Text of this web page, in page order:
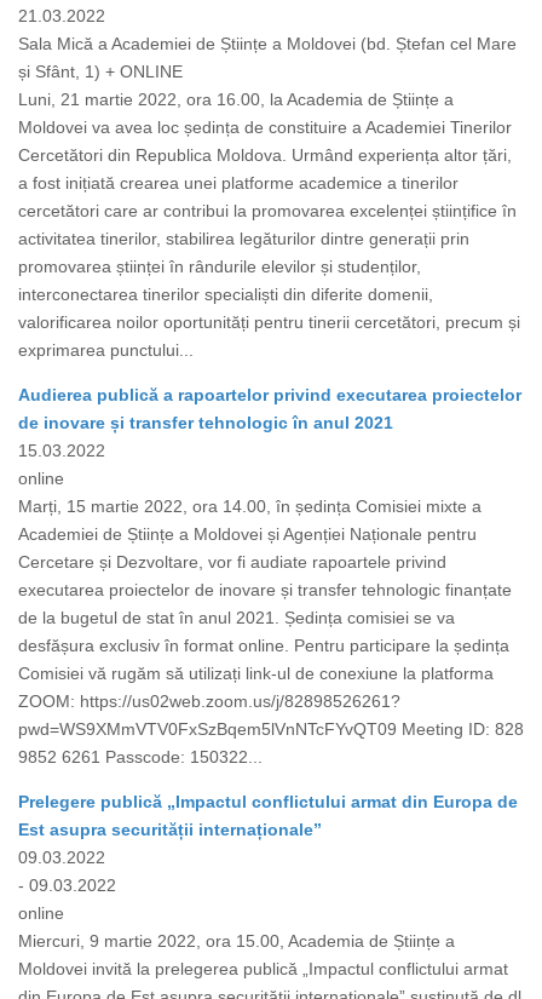
21.03.2022
Sala Mică a Academiei de Științe a Moldovei (bd. Ștefan cel Mare
și Sfânt, 1) + ONLINE
Luni, 21 martie 2022, ora 16.00, la Academia de Științe a
Moldovei va avea loc ședința de constituire a Academiei Tinerilor
Cercetători din Republica Moldova. Urmând experiența altor țări,
a fost inițiată crearea unei platforme academice a tinerilor
cercetători care ar contribui la promovarea excelenței științifice în
activitatea tinerilor, stabilirea legăturilor dintre generații prin
promovarea științei în rândurile elevilor și studenților,
interconectarea tinerilor specialiști din diferite domenii,
valorificarea noilor oportunități pentru tinerii cercetători, precum și
exprimarea punctului...
Audierea publică a rapoartelor privind executarea proiectelor
de inovare și transfer tehnologic în anul 2021
15.03.2022
online
Marți, 15 martie 2022, ora 14.00, în ședința Comisiei mixte a
Academiei de Științe a Moldovei și Agenției Naționale pentru
Cercetare și Dezvoltare, vor fi audiate rapoartele privind
executarea proiectelor de inovare și transfer tehnologic finanțate
de la bugetul de stat în anul 2021. Ședința comisiei se va
desfășura exclusiv în format online. Pentru participare la ședința
Comisiei vă rugăm să utilizați link-ul de conexiune la platforma
ZOOM: https://us02web.zoom.us/j/82898526261?
pwd=WS9XMmVTV0FxSzBqem5lVnNTcFYvQT09 Meeting ID: 828
9852 6261 Passcode: 150322...
Prelegere publică „Impactul conflictului armat din Europa de
Est asupra securității internaționale”
09.03.2022
- 09.03.2022
online
Miercuri, 9 martie 2022, ora 15.00, Academia de Științe a
Moldovei invită la prelegerea publică „Impactul conflictului armat